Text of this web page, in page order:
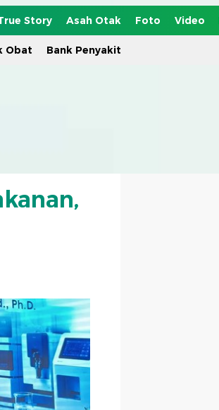
Story Asah Otak Foto Video
Obat Bank Penyakit